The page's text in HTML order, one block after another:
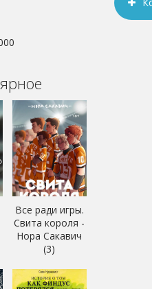
Все ради игры.
Свита короля -
Нора Сакавич
(3)